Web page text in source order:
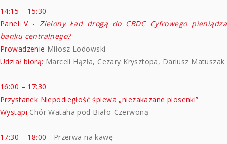
14:15 – 15:30
Panel V - Zielony Ład drogą do CBDC Cyfrowego pieniądza
banku centralnego?
Prowadzenie Miłosz Lodowski
Udział biorą: Marceli Hązła, Cezary Krysztopa, Dariusz Matuszak
16:00 – 17:30
Przystanek Niepodległość śpiewa „niezakazane piosenki”
Wystąpi Chór Wataha pod Biało-Czerwoną
17:30 – 18:00 - Przerwa na kawę